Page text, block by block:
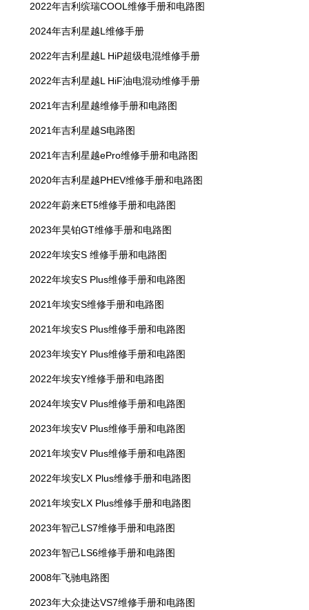
2022年吉利缤瑞COOL维修手册和电路图
2024年吉利星越L维修手册
2022年吉利星越L HiP超级电混维修手册
2022年吉利星越L HiF油电混动维修手册
2021年吉利星越维修手册和电路图
2021年吉利星越S电路图
2021年吉利星越ePro维修手册和电路图
2020年吉利星越PHEV维修手册和电路图
2022年蔚来ET5维修手册和电路图
2023年昊铂GT维修手册和电路图
2022年埃安S 维修手册和电路图
2022年埃安S Plus维修手册和电路图
2021年埃安S维修手册和电路图
2021年埃安S Plus维修手册和电路图
2023年埃安Y Plus维修手册和电路图
2022年埃安Y维修手册和电路图
2024年埃安V Plus维修手册和电路图
2023年埃安V Plus维修手册和电路图
2021年埃安V Plus维修手册和电路图
2022年埃安LX Plus维修手册和电路图
2021年埃安LX Plus维修手册和电路图
2023年智己LS7维修手册和电路图
2023年智己LS6维修手册和电路图
2008年飞驰电路图
2023年大众捷达VS7维修手册和电路图